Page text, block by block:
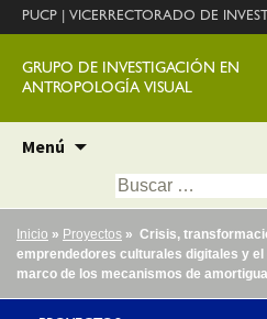
PUCP VICERRECTORADO DE
GRUPO DE INVESTIGACIÓN EN
ANTROPOLOGÍA VISUAL
Menú
contenido
Buscar:
Inicio » Proyectos » Crisis,
emprendedores culturales digitales y
marco de los mecanismos de